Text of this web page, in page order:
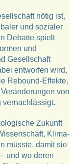
nötig ist,
und sozialer
Debatte spielt
und
Gesellschaft
entworfen wird,
Rebound-Effekte,
von
Zukunft
Klima-
müsste, damit sie
und wo deren